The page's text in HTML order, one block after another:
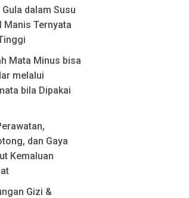
Gula dalam Susu
Manis Ternyata
Mata Minus bisa
melalui
bila Dipakai
dan Gaya
Kemaluan
Gizi &